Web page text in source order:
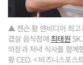
▲ 젠슨 황 엔비디아 최고
겹살 음식점에최태원
의장과 저녁 식사를 함께
황 CEO. < 비즈니스포스